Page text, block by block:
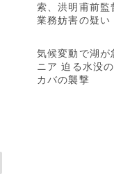
索、洪明甫前監
業務妨害の疑い
気候変動で湖が
ニア 迫る水没
カバの襲撃